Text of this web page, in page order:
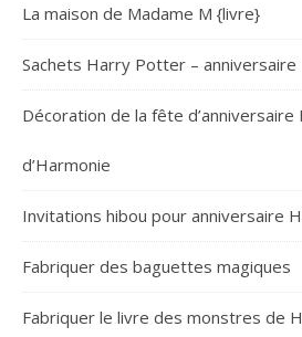
La maison de Madame M {livre}
Sachets Harry Potter – anniversaire
Décoration de la fête
d’Harmonie
Invitations hibou pour anniversaire
Fabriquer des baguettes magiques
Fabriquer le livre des monstres de